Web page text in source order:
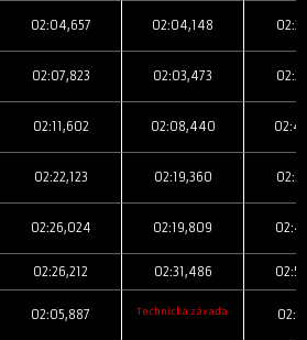
02:04,657 02:04,148
02:07,823 02:03,473
02:11,602 02:08,440
02:22,123 02:19,360
02:26,024 02:19,809
02:26,212 02:31,486
02:05,887 Technická závada